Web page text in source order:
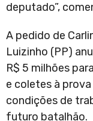
deputado”,
A pedido de
Luizinho (PP)
R$ 5 milhões
e coletes à
condições de
futuro batalhão.